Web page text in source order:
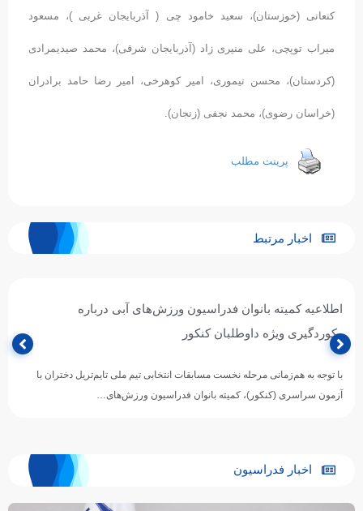
کنعانی (خوزستان)، سعید خامود چی ( آذربایجان غربی )، مسعود
میراب توپچی، علی منیری زاد (آذربایجان شرقی)، محمد صیدیمرادی
(کردستان)، محسن تیموری، امیر کوهرخی، امیر رضا حامد برادران
(خراسان رضوی)، محمد نجفی (زنجان).
پرینت مطلب
اخبار مرتبط
اطلاعیه کمیته بانوان فدراسیون ورزش‌های آبی درباره
رکوردگیری ویژه داوطلبان کنکور
با توجه به هم‌زمانی مرحله نخست مسابقات انتخابی تیم ملی تایم‌تریل دختران با
آزمون سراسری (کنکور)، کمیته بانوان فدراسیون ورزش‌های…
اخبار فدراسیون